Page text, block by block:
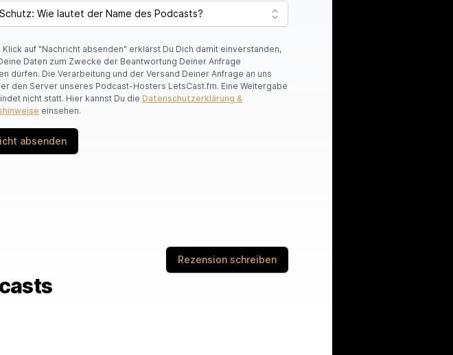
Klick auf "Nachricht absenden" erklärst Du Dich damit einverstanden,
Daten zum Zwecke der Beantwortung Deiner Anfrage
dürfen. Die Verarbeitung und der Versand Deiner Anfrage an uns
den Server unseres Podcast-Hosters LetsCast.fm. Eine Weitergabe
nicht statt. Hier kannst Du dieDatenschutzerklärung &
einsehen.
absenden
Rezension schreiben